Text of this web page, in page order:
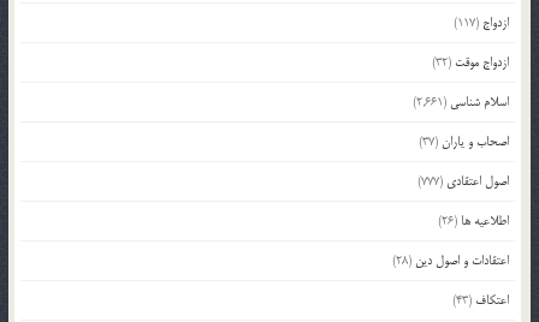
ازدواج (117)
ازدواج موقت (32)
اسلام شناسی (2,661)
اصحاب و یاران(37)
اصول اعتقادی (777)
اطلاعیه ها (26)
اعتقادات و اصول دین (28)
اعتکاف (43)